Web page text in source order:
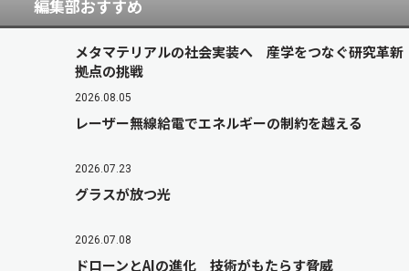
編集部おすすめ
メタマテリアルの社会実装へ 産学をつなぐ研究革新
拠点の挑戦
2026.08.05
レーザー無線給電でエネルギーの制約を越える
2026.07.23
グラスが放つ光
2026.07.08
ドローンとAIの進化 技術がもたらす脅威